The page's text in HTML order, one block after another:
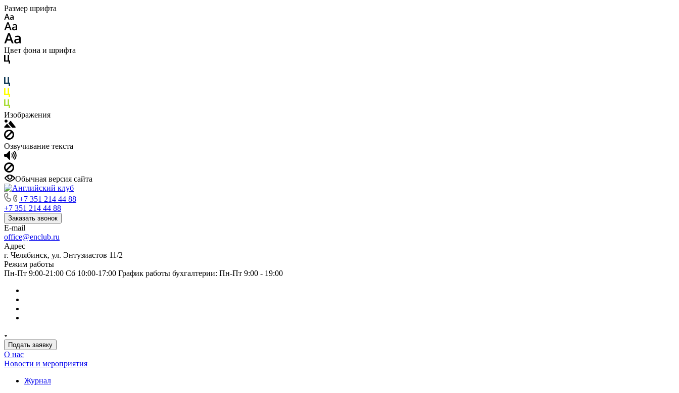
Размер шрифта
Цвет фона и шрифта
Изображения
Озвучивание текста
Обычная версия сайта
+7 351 214 44 88
+7 351 214 44 88
Заказать звонок
E-mail
office@enclub.ru
Адрес
г. Челябинск, ул. Энтузиастов 11/2
Режим работы
Пн-Пт 9:00-21:00 Сб 10:00-17:00 График работы бухгалтерии: Пн-Пт 9:00 - 19:00
Подать заявку
О нас
Новости и мероприятия
Журнал